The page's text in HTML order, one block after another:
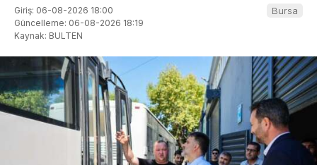
Giriş: 06-08-2026 18:00
Güncelleme: 06-08-2026 18:19
Kaynak: BULTEN
Bursa